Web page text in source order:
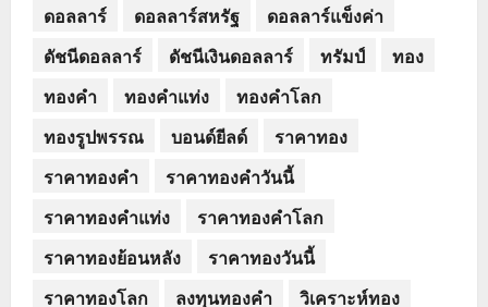
ดอลลาร์
ดอลลาร์สหรัฐ
ดอลลาร์แข็งค่า
ดัชนีดอลลาร์
ดัชนีเงินดอลลาร์ ทรัมป์
ทอง
ทองคำ
ทองคำแท่ง
ทองคำโลก
ทองรูปพรรณ
บอนด์ยีลด์
ราคาทอง
ราคาทองคำ
ราคาทองคำวันนี้
ราคาทองคำแท่ง
ราคาทองคำโลก
ราคาทองย้อนหลัง
ราคาทองวันนี้
ราคาทองโลก
ลงทุนทองคำ
วิเคราะห์ทอง